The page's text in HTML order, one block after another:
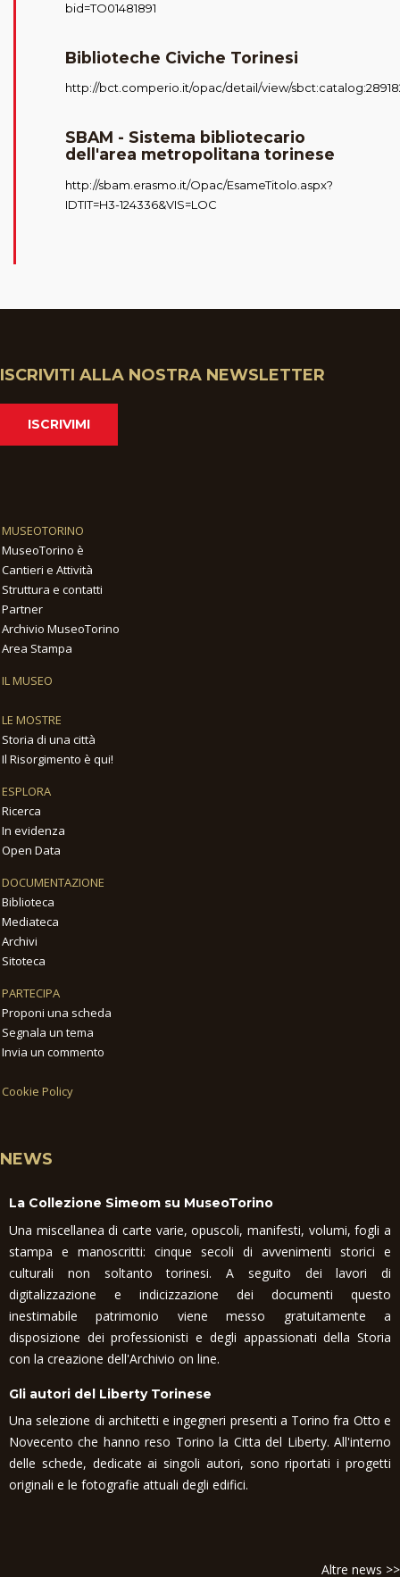
bid=TO01481891
Biblioteche Civiche Torinesi
http://bct.comperio.it/opac/detail/view/
SBAM - Sistema bibliotecario
dell'area metropolitana torinese
http://sbam.erasmo.it/Opac/EsameTitolo.aspx?
IDTIT=H3-124336&VIS=LOC
ISCRIVITI ALLA NOSTRA NEWSLETTER
ISCRIVIMI
MUSEOTORINO
MuseoTorino è
Cantieri e Attività
Struttura e contatti
Partner
Archivio MuseoTorino
Area Stampa
IL MUSEO
LE MOSTRE
Storia di una città
Il Risorgimento è qui!
ESPLORA
Ricerca
In evidenza
Open Data
DOCUMENTAZIONE
Biblioteca
Mediateca
Archivi
Sitoteca
PARTECIPA
Proponi una scheda
Segnala un tema
Invia un commento
Cookie Policy
NEWS
La Collezione Simeom su MuseoTorino
Una miscellanea di carte varie, opuscoli, manifesti, volumi, fogli a
stampa e manoscritti: cinque secoli di avvenimenti storici e
culturali non soltanto torinesi. A seguito dei lavori di
digitalizzazione e indicizzazione dei documenti questo
inestimabile patrimonio viene messo gratuitamente a
disposizione dei professionisti e degli appassionati della Storia
con la creazione dell'Archivio on line.
Gli autori del Liberty Torinese
Una selezione di architetti e ingegneri presenti a Torino fra Otto e
Novecento che hanno reso Torino la Citta del Liberty. All'interno
delle schede, dedicate ai singoli autori, sono riportati i progetti
originali e le fotografie attuali degli edifici.
Altre news >>